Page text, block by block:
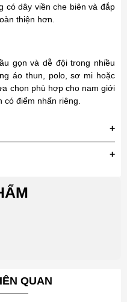
có dây viền che biên và đắp
thiện hơn.
gọn và dễ đội trong nhiều
áo thun, polo, sơ mi hoặc
chọn phù hợp cho nam giới
điểm nhấn riêng.
QUAN